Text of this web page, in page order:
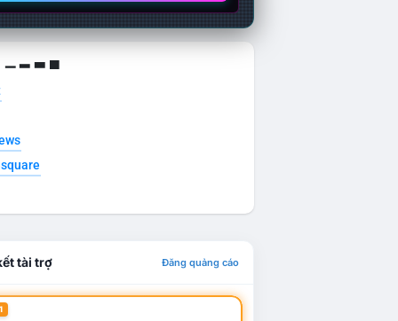
▁ ▂ ▃ ▄
tài trợ Đăng quảng cáo